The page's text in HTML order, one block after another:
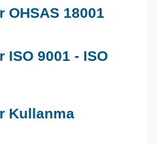
OHSAS 18001
ISO 9001 - ISO
Kullanma